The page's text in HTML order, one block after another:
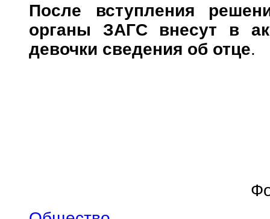
После вступления
органы ЗАГС внесут в
девочки сведения об отце.